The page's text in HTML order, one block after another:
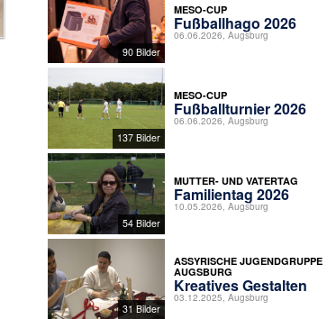
90 Bilder
MESO-CUP
Fußballhago 2026
06.06.2026, Augsburg
137 Bilder
MESO-CUP
Fußballturnier 2026
06.06.2026, Augsburg
54 Bilder
MUTTER- UND VATERTAG
Familientag 2026
10.05.2026, Augsburg
31 Bilder
ASSYRISCHE JUGENDGRUPPE
AUGSBURG
Kreatives Gestalten
03.12.2025, Augsburg